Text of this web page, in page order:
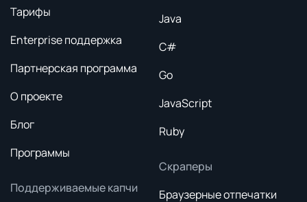
Тарифы
Enterprise поддержка
Партнерская программа
О проекте
Блог
Программы
Поддерживаемые капчи
Java
C#
Go
JavaScript
Ruby
Скраперы
Браузерные отпечатки